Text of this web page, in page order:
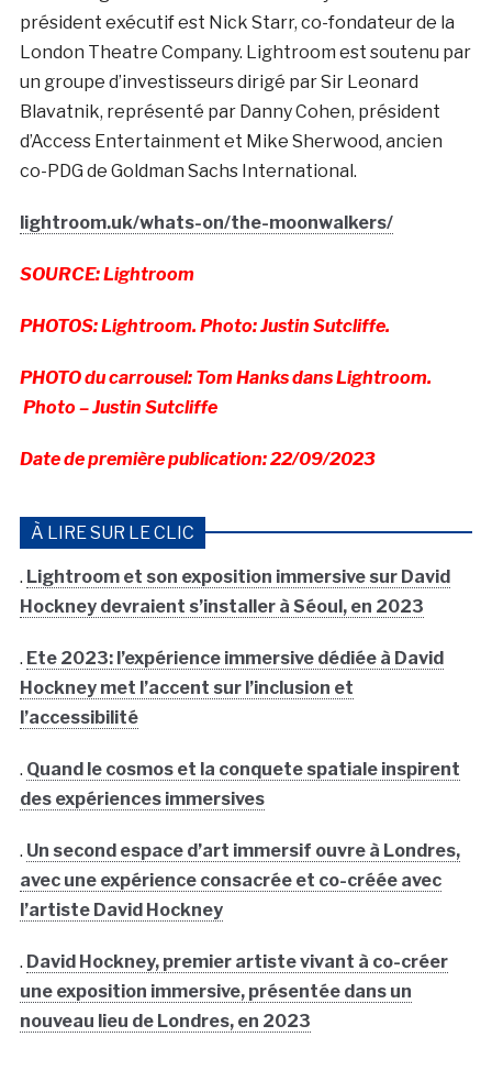
président exécutif est Nick Starr, co-fondateur de la
London Theatre Company. Lightroom est soutenu par
un groupe d’investisseurs dirigé par Sir Leonard
Blavatnik, représenté par Danny Cohen, président
d’Access Entertainment et Mike Sherwood, ancien
co-PDG de Goldman Sachs International.
lightroom.uk/whats-on/the-moonwalkers/
SOURCE: Lightroom
PHOTOS: Lightroom. Photo: Justin Sutcliffe.
PHOTO du carrousel: Tom Hanks dans Lightroom.
Photo – Justin Sutcliffe
Date de première publication: 22/09/2023
À LIRE SUR LE CLIC
. Lightroom et son exposition immersive sur David
Hockney devraient s’installer à Séoul, en 2023
. Ete 2023: l’expérience immersive dédiée à David
Hockney met l’accent sur l’inclusion et
l’accessibilité
. Quand le cosmos et la conquete spatiale inspirent
des expériences immersives
. Un second espace d’art immersif ouvre à Londres,
avec une expérience consacrée et co-créée avec
l’artiste David Hockney
. David Hockney, premier artiste vivant à co-créer
une exposition immersive, présentée dans un
nouveau lieu de Londres, en 2023